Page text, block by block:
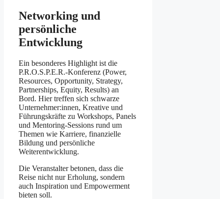
Networking und
persönliche
Entwicklung
Ein besonderes Highlight ist die
P.R.O.S.P.E.R.-Konferenz (Power,
Resources, Opportunity, Strategy,
Partnerships, Equity, Results) an
Bord. Hier treffen sich schwarze
Unternehmer:innen, Kreative und
Führungskräfte zu Workshops, Panels
und Mentoring-Sessions rund um
Themen wie Karriere, finanzielle
Bildung und persönliche
Weiterentwicklung.
Die Veranstalter betonen, dass die
Reise nicht nur Erholung, sondern
auch Inspiration und Empowerment
bieten soll.